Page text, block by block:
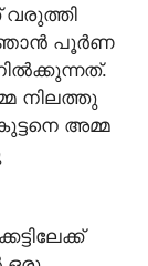
ഞാൻ പൂർണ
നിലത്തു
അമ്മ